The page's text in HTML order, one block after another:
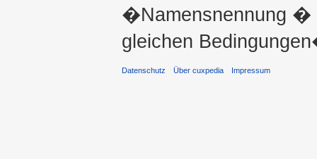
�Namensnennung �
gleichen
Datenschutz Über cuxpedia Impressum